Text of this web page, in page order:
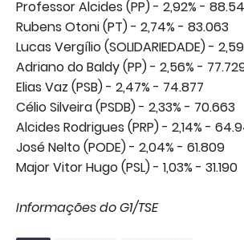
Professor Alcides (PP) - 2,92% -
Rubens Otoni (PT) - 2,74% - 83.063
Lucas Vergílio (SOLIDARIEDADE) -
Adriano do Baldy (PP) - 2,56% -
Elias Vaz (PSB) - 2,47% - 74.877
Célio Silveira (PSDB) - 2,33% - 70.663
Alcides Rodrigues (PRP) - 2,14% -
José Nelto (PODE) - 2,04% - 61.809
Major Vitor Hugo (PSL) - 1,03% - 31.190
Informações do G1/TSE